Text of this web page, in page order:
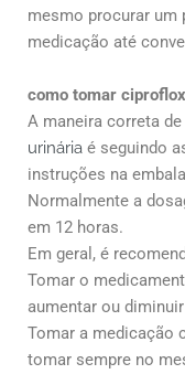
mesmo procurar um
medicação até
como tomar
A maneira correta
urinária é seguindo
instruções na
Normalmente a
em 12 horas.
Em geral, é
Tomar o
aumentar ou
Tomar a medicação
tomar sempre no